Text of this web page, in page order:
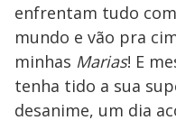
enfrentam tudo
mundo e vão pra
minhas Marias! E
tenha tido a sua
desanime, um dia